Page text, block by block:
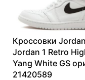
Кроссовки
Jordan 1 Retro
Yang White GS
21420589